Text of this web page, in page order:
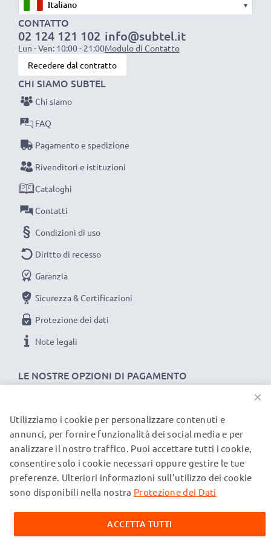
siamo orgogliosi di fornirti una garanzia di ben 3 anni.
La scelta ecosostenibile che ti fa anche risparmiare
Sostituisci la batteria, non il portatile! È la scelta più
intelligente e più ecosostenibile che tu possa fare,
efficientando e riducendo l’impatto ambientale.
Scegli CELLONIC, scegli la lunga durata, non fare
compromessi sulla qualità: ordina ora!
▾
CONTATTO
02 124 121 102
Lun - Ven: 10:00 - 21:00
info@subtel.it
Modulo di Contatto
Recedere dal contratto
LE NOSTRE OPZIONI DI PAGAMENTO
CHI SIAMO SUBTEL
Chi siamo
FAQ
Pagamento e spedizione
Rivenditori e istituzioni
Cataloghi
Contatti
Condizioni di uso
Diritto di recesso
Garanzia
Sicurezza & Certificazioni
Protezione dei dati
Note legali
I NOSTRI PARTNER DI SPEDIZIONE
© subtel.it 2026
Tutti i prezzi includono l'IVA e sono esclusi i costi di
spedizione. Si prega di notare che tutti i marchi menzionati
sulle nostre pagine web esclusivamente per fornire
informazioni sui nostri prodotti.
×
Utilizziamo i cookie per personalizzare contenuti e
annunci, per fornire funzionalità dei social media e per
analizzare il nostro traffico. Puoi accettare tutti i cookie,
consentire solo i cookie necessari oppure gestire le tue
preferenze. Ulteriori informazioni sull’utilizzo dei cookie
sono disponibili nella nostra Protezione dei Dati
ACCETTA TUTTI